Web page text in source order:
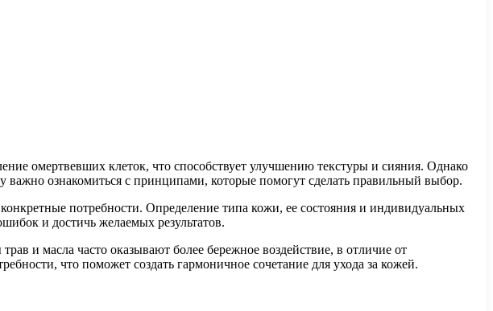
омертвевших клеток, что способствует улучшению текстуры и сияния. Однако
ознакомиться с принципами, которые помогут сделать правильный выбор.
потребности. Определение типа кожи, ее состояния и индивидуальных
и достичь желаемых результатов.
и масла часто оказывают более бережное воздействие, в отличие от
что поможет создать гармоничное сочетание для ухода за кожей.